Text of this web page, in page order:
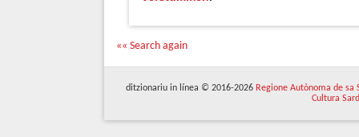
«« Search again
ditzionariu in línea © 2016-2026 Regione Autònoma de sa
Cultura